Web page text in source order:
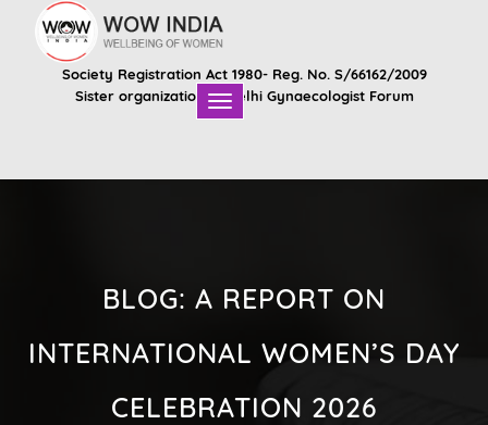
Society Registration Act 1980- Reg. No. S/66162/2009
Sister organization ofDelhi Gynaecologist Forum
BLOG: A REPORT ON
INTERNATIONAL WOMEN’S DAY
CELEBRATION 2026